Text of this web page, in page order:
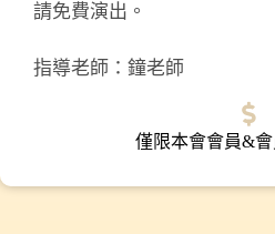
請免費演出。
指導老師：鐘老師
僅限本會會員&